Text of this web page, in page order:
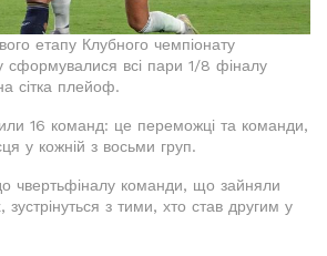
етапу Клубного чемпіонату
сформувалися всі пари 1/8 фіналу
сітка плейоф.
16 команд: це переможці та команди,
у кожній з восьми груп.
чвертьфіналу команди, що зайняли
зустрінуться з тими, хто став другим у